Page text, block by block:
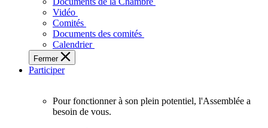
touchent
des
Ontariennes
et
Vidéo
Comités
Documents des comités
Calendrier
Fermer
Participer
Pour fonctionner à son plein potentiel, l'Assemblée a
besoin de vous.